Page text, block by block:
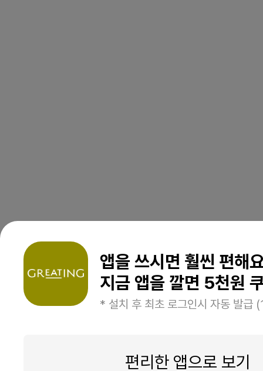
앱을 쓰시면 훨씬 편해
지금 앱을 깔면 5천원
* 설치 후 최초 로그인시 자동 발급
편리한 앱으로 보기